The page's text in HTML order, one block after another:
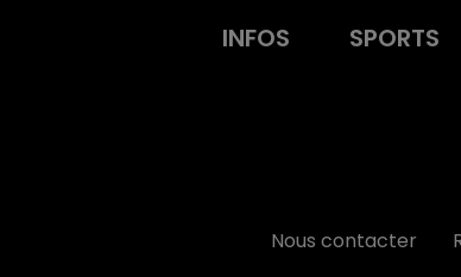
INFOS SPORTS
Nous contacter